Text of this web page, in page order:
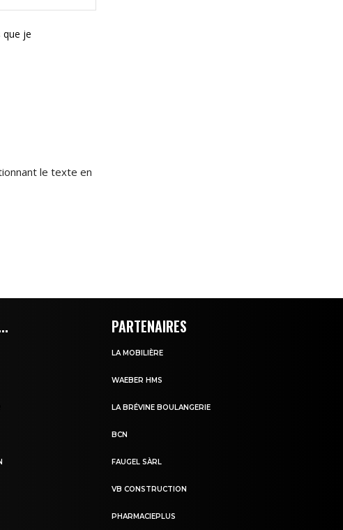
:
que je
le texte en
PARTENAIRES
LA MOBILIÈRE
WAEBER HMS
LA BRÉVINE BOULANGERIE
BCN
FAUGEL SÀRL
VB CONSTRUCTION
PHARMACIEPLUS